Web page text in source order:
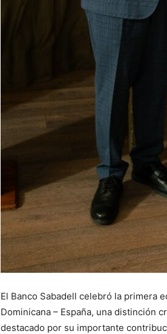
El Banco Sabadell celebró la primera
Dominicana – España, una distinción
destacado por su importante